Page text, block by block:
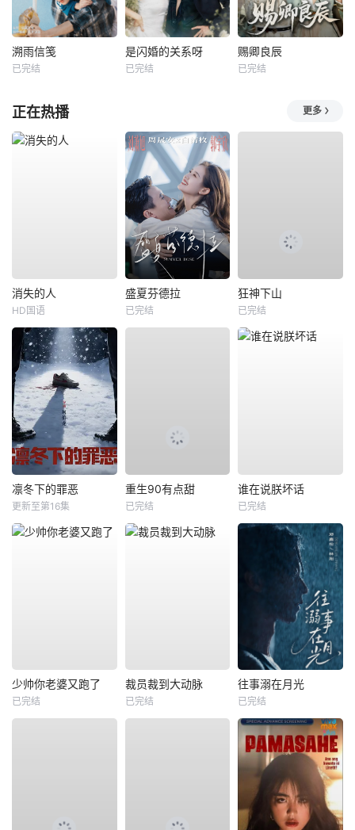
溯雨信笺
已完结
是闪婚的关系呀
已完结
赐卿良辰
已完结
正在热播 更多
消失的人
HD国语
盛夏芬德拉
已完结
狂神下山
已完结
凛冬下的罪恶
更新至第16集
重生90有点甜
已完结
谁在说朕坏话
已完结
少帅你老婆又跑了
已完结
裁员裁到大动脉
已完结
往事溺在月光
已完结